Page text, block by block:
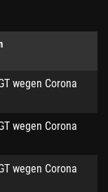
wegen Corona
wegen Corona
wegen Corona